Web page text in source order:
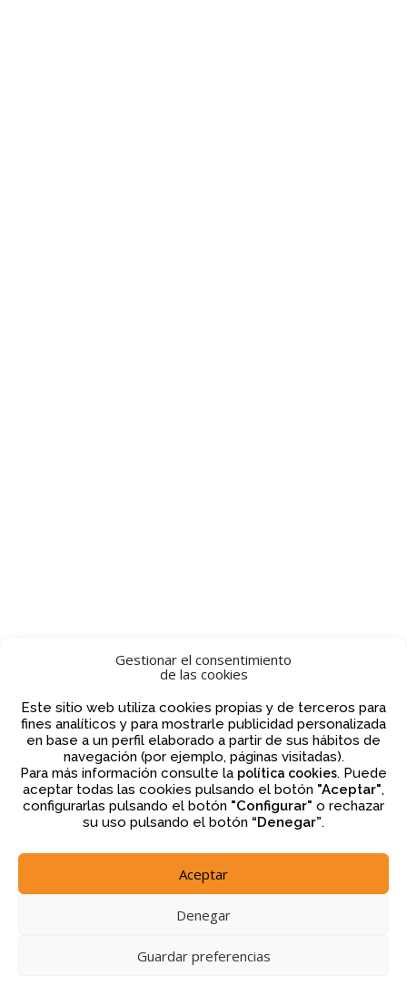
Gestionar el consentimiento
de las cookies
Este sitio web utiliza cookies propias y de terceros para
fines analíticos y para mostrarle publicidad personalizada
en base a un perfil elaborado a partir de sus hábitos de
navegación (por ejemplo, páginas visitadas).
Para más información consulte la política cookies. Puede
aceptar todas las cookies pulsando el botón "Aceptar",
configurarlas pulsando el botón "Configurar" o rechazar
su uso pulsando el botón “Denegar”.
Aceptar
Denegar
Guardar preferencias